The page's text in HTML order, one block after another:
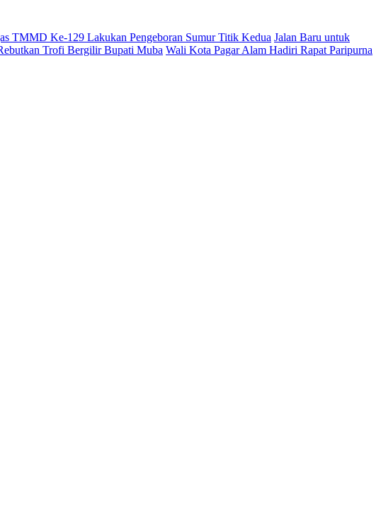
TMMD Ke-129 Lakukan Pengeboran Sumur Titik Kedua Jalan Baru untuk
Trofi Bergilir Bupati Muba Wali Kota Pagar Alam Hadiri Rapat Paripurna